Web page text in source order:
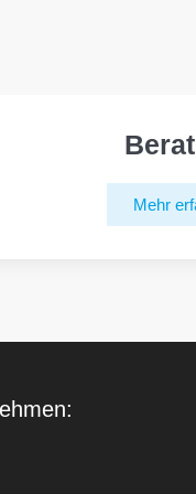
Mehr